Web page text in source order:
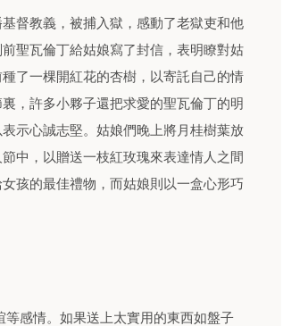
督教義，被捕入獄，感動了老獄吏和他
聖瓦倫丁給姑娘寫了封信，表明瞭對姑
了一棵開紅花的杏樹，以寄託自己的情
，許多小夥子還把求愛的聖瓦倫丁的明
示心誠志堅。姑娘們晚上將月桂樹葉放
中，以贈送一枝紅玫瑰來表達情人之間
孩的最佳禮物，而姑娘則以一盒心形巧
感情。如果送上太實用的東西如盤子